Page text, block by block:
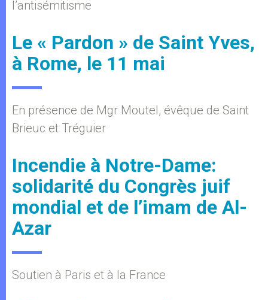
l’antisémitisme
Le « Pardon » de Saint Yves,
à Rome, le 11 mai
En présence de Mgr Moutel, évêque de Saint
Brieuc et Tréguier
Incendie à Notre-Dame:
solidarité du Congrès juif
mondial et de l’imam de Al-
Azar
Soutien à Paris et à la France